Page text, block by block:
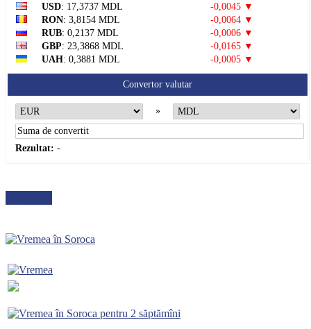
USD: 17,3737 MDL
-0,0045 ▼
RON: 3,8154 MDL
-0,0064 ▼
RUB: 0,2137 MDL
-0,0006 ▼
GBP: 23,3868 MDL
-0,0165 ▼
UAH: 0,3881 MDL -0,0005 ▼
Convertor valutar
»
Rezultat: -